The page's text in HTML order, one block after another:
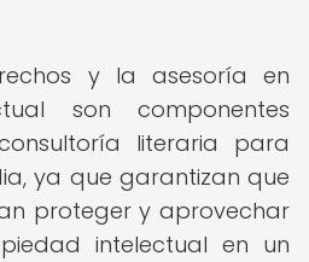
y la asesoría en
son componentes
literaria para
ya que garantizan que
proteger y aprovechar
intelectual en un